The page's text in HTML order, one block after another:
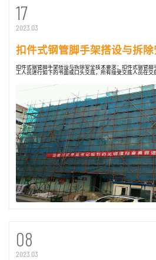
17
2023.03
扣件式钢管脚手架搭设与拆
扣件式钢管脚手架搭设与拆除安全技术要求：扣件式钢管
工人员进行如下的书面或口头交底，所有接受交底人员在交
08
2023.03